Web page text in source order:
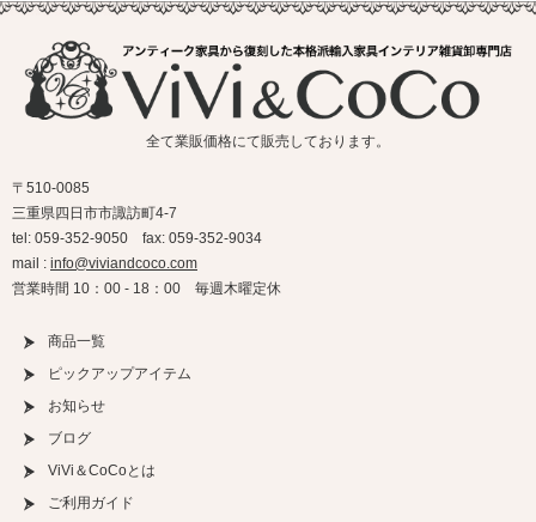
全て業販価格にて販売しております。
〒510-0085
三重県四日市市諏訪町4-7
tel: 059-352-9050 fax: 059-352-9034
mail : info@viviandcoco.com
営業時間 10：00 - 18：00 毎週木曜定休
商品一覧
ピックアップアイテム
お知らせ
ブログ
ViVi＆CoCoとは
ご利用ガイド